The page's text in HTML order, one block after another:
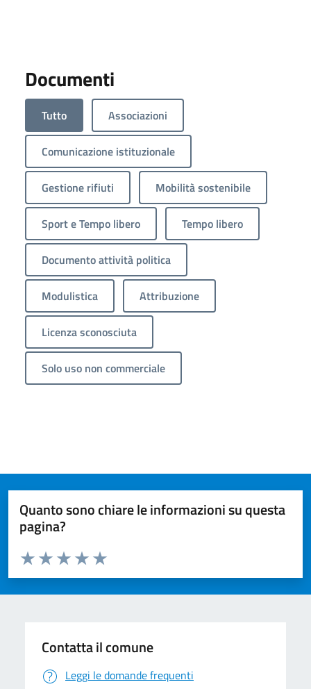
Documenti
Tutto Associazioni
Comunicazione istituzionale
Gestione rifiuti Mobilità sostenibile
Sport e Tempo libero Tempo libero
Documento attività politica
Modulistica Attribuzione
Licenza sconosciuta
Solo uso non commerciale
Quanto sono chiare le informazioni su questa
pagina?
Valuta da 1 a 5 stelle la pagina
Valuta 5 stelle su 5
Valuta 4 stelle su 5
Valuta 3 stelle su 5
Valuta 2 stelle su 5
Valuta 1 stelle su 5
Contatta il comune
Leggi le domande frequenti